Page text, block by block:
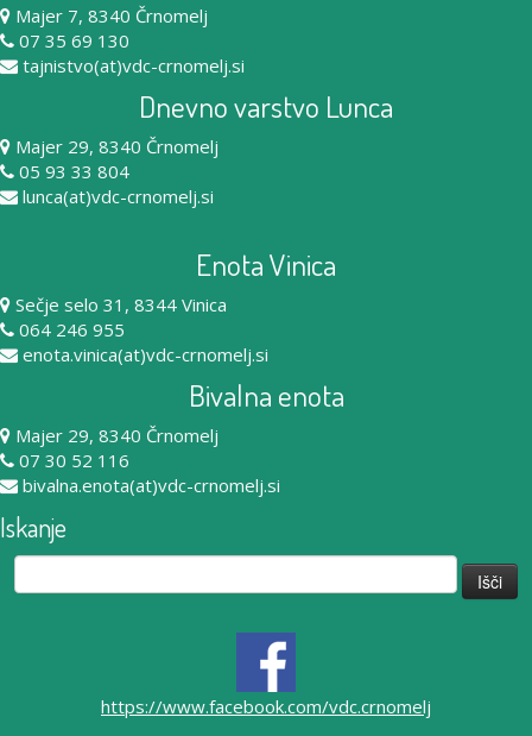
Majer 7, 8340 Črnomelj
07 35 69 130
tajnistvo(at)vdc-crnomelj.si
Dnevno varstvo Lunca
Majer 29, 8340 Črnomelj
05 93 33 804
lunca(at)vdc-crnomelj.si
Enota Vinica
Sečje selo 31, 8344 Vinica
064 246 955
enota.vinica(at)vdc-crnomelj.si
Bivalna enota
Majer 29, 8340 Črnomelj
07 30 52 116
bivalna.enota(at)vdc-crnomelj.si
Iskanje
Išči:
https://www.facebook.com/vdc.crnomelj